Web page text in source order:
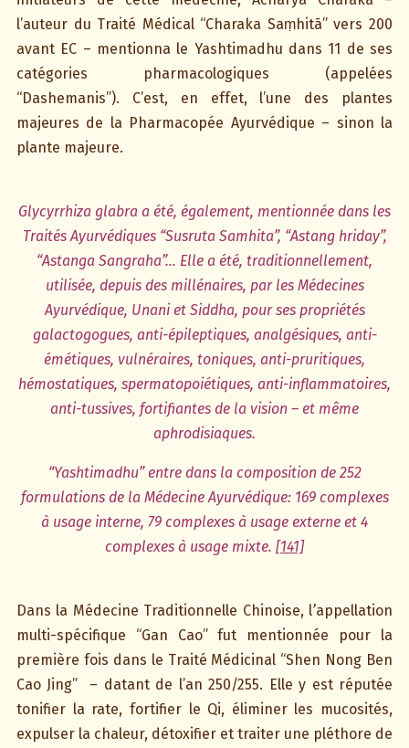
l’auteur du Traité Médical “Charaka Saṃhitā” vers 200
avant EC – mentionna le Yashtimadhu dans 11 de ses
catégories pharmacologiques (appelées
“Dashemanis”). C’est, en effet, l’une des plantes
majeures de la Pharmacopée Ayurvédique – sinon la
plante majeure.
Glycyrrhiza glabra a été, également, mentionnée dans les
Traités Ayurvédiques “Susruta Samhita”, “Astang hriday”,
“Astanga Sangraha”… Elle a été, traditionnellement,
utilisée, depuis des millénaires, par les Médecines
Ayurvédique, Unani et Siddha, pour ses propriétés
galactogogues, anti-épileptiques, analgésiques, anti-
émétiques, vulnéraires, toniques, anti-pruritiques,
hémostatiques, spermatopoiétiques, anti-inflammatoires,
anti-tussives, fortifiantes de la vision – et même
aphrodisiaques.
“Yashtimadhu” entre dans la composition de 252
formulations de la Médecine Ayurvédique: 169 complexes
à usage interne, 79 complexes à usage externe et 4
complexes à usage mixte. [141]
Dans la Médecine Traditionnelle Chinoise, l’appellation
multi-spécifique “Gan Cao” fut mentionnée pour la
première fois dans le Traité Médicinal “Shen Nong Ben
Cao Jing”
– datant de l’an 250/255. Elle y est réputée
tonifier la rate, fortifier le Qi, éliminer les mucosités,
expulser la chaleur, détoxifier et traiter une pléthore de